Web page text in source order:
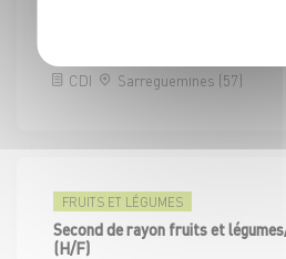
CDI Sarreguemines (57)
FRUITS ET LÉGUMES
Second de rayon fruits et
(H/F)